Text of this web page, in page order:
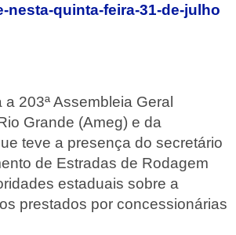
quinta-feira-31-de-julho
203ª Assembleia Geral
Grande (Ameg) e da
teve a presença do secretário
de Estradas de Rodagem
estaduais sobre a
prestados por concessionárias